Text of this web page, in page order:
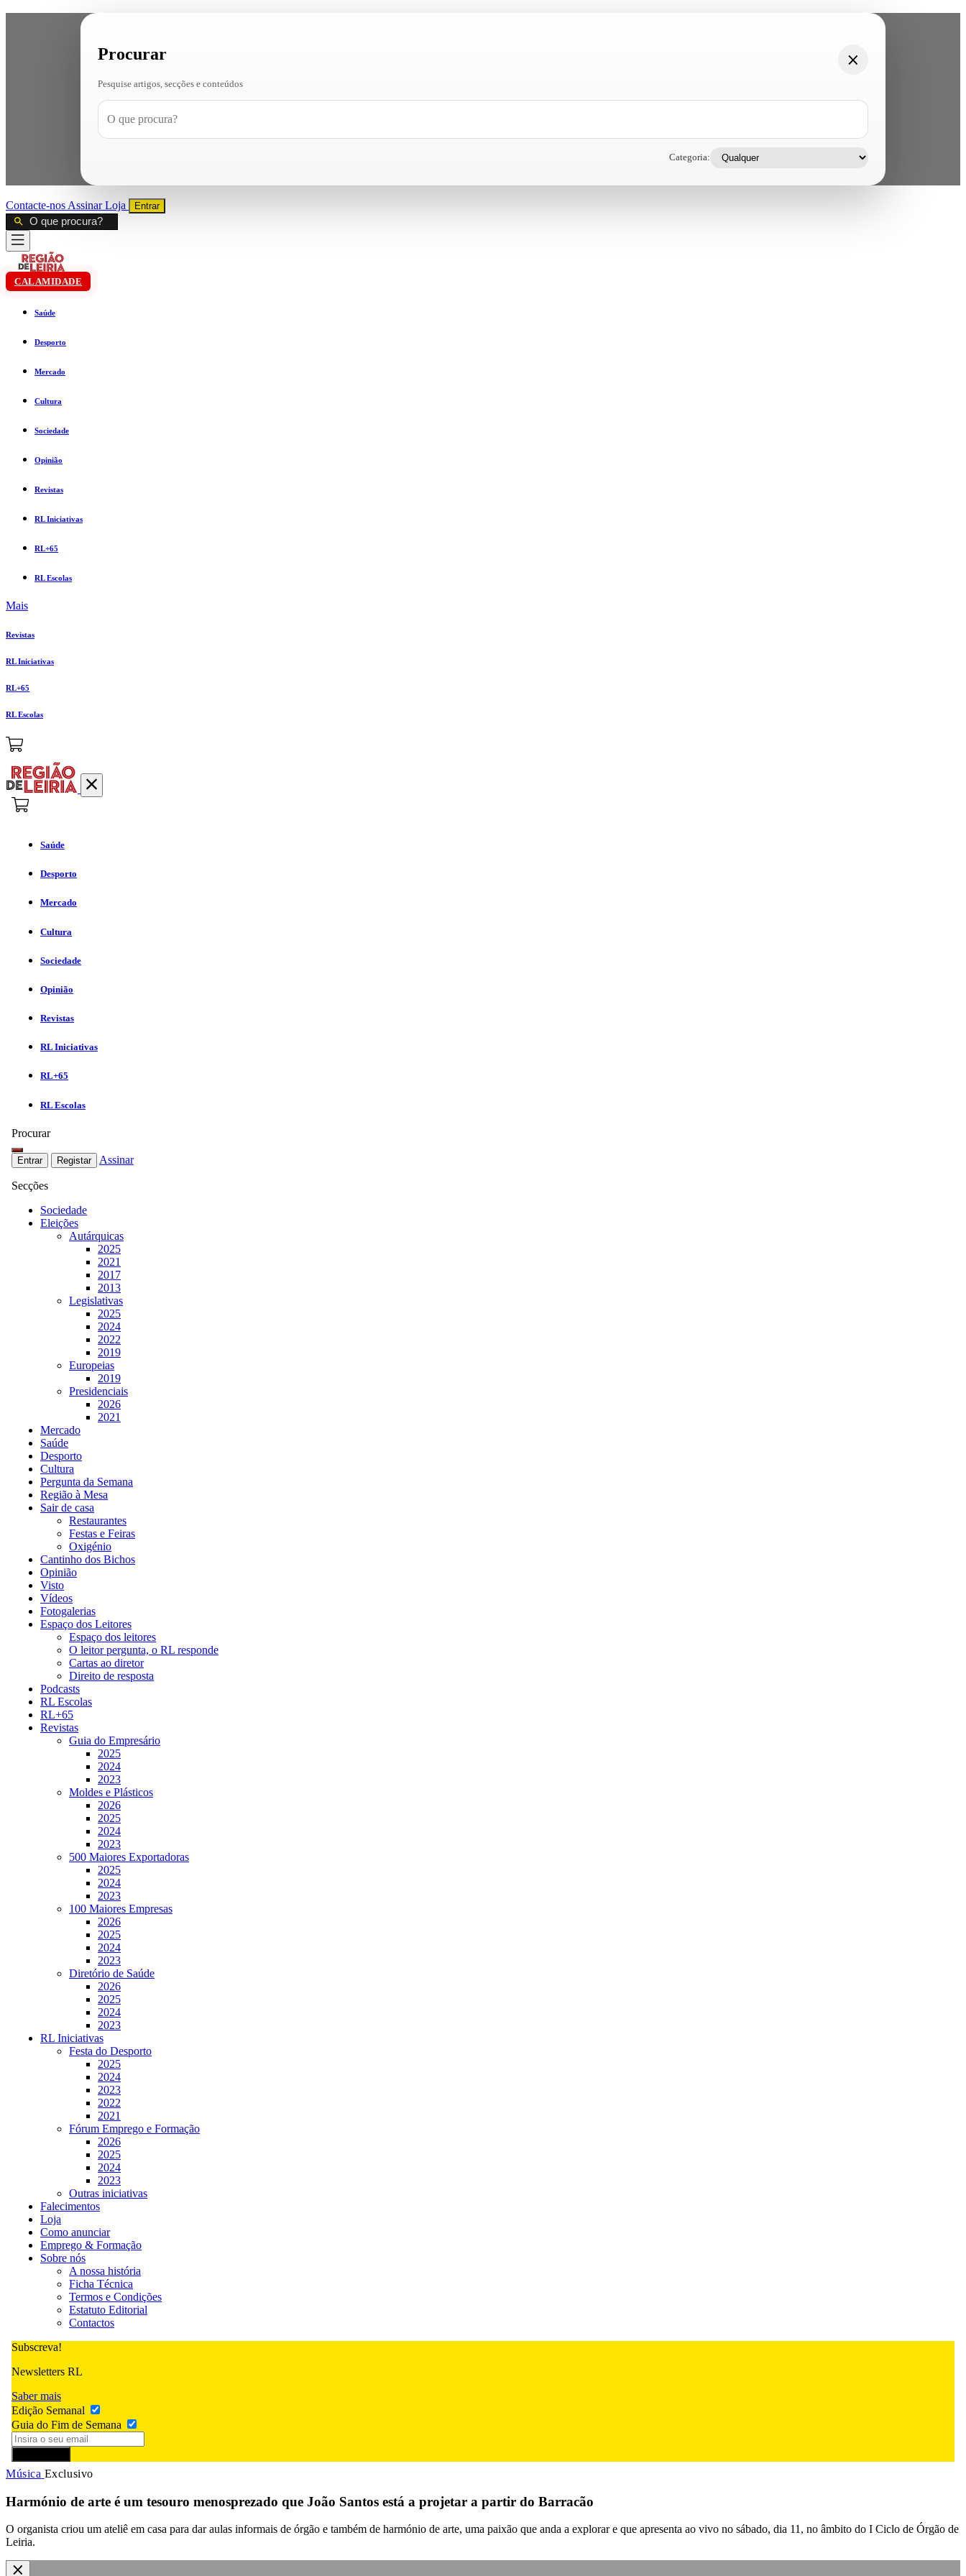
Procurar
Pesquise artigos, secções e conteúdos
Categoria:
Contacte-nos AssinarLoja Entrar
CALAMIDADE
Saúde
Desporto
Mercado
Cultura
Sociedade
Opinião
Revistas
RL Iniciativas
RL+65
RL Escolas
Mais
Revistas
RL Iniciativas
RL+65
RL Escolas
Saúde
Desporto
Mercado
Cultura
Sociedade
Opinião
Revistas
RL Iniciativas
RL+65
RL Escolas
Procurar
Entrar Registar Assinar
Secções
Sociedade
Eleições
Autárquicas
2025
2021
2017
2013
Legislativas
2025
2024
2022
2019
Europeias
2019
Presidenciais
2026
2021
Mercado
Saúde
Desporto
Cultura
Pergunta da Semana
Região à Mesa
Sair de casa
Restaurantes
Festas e Feiras
Oxigénio
Cantinho dos Bichos
Opinião
Visto
Vídeos
Fotogalerias
Espaço dos Leitores
Espaço dos leitores
O leitor pergunta, o RL responde
Cartas ao diretor
Direito de resposta
Podcasts
RL Escolas
RL+65
Revistas
Guia do Empresário
2025
2024
2023
Moldes e Plásticos
2026
2025
2024
2023
500 Maiores Exportadoras
2025
2024
2023
100 Maiores Empresas
2026
2025
2024
2023
Diretório de Saúde
2026
2025
2024
2023
RL Iniciativas
Festa do Desporto
2025
2024
2023
2022
2021
Fórum Emprego e Formação
2026
2025
2024
2023
Outras iniciativas
Falecimentos
Loja
Como anunciar
Emprego & Formação
Sobre nós
A nossa história
Ficha Técnica
Termos e Condições
Estatuto Editorial
Contactos
Subscreva!
Newsletters RL
Saber mais
Edição Semanal
Guia do Fim de Semana
Música Exclusivo
Harmónio de arte é um tesouro menosprezado que João Santos está a projetar a partir do Barracão
O organista criou um ateliê em casa para dar aulas informais de órgão e também de harmónio de arte, uma paixão que anda a explorar e que apresenta ao vivo no sábado, dia 11, no âmbito do I Ciclo de Órgão de
Leiria.